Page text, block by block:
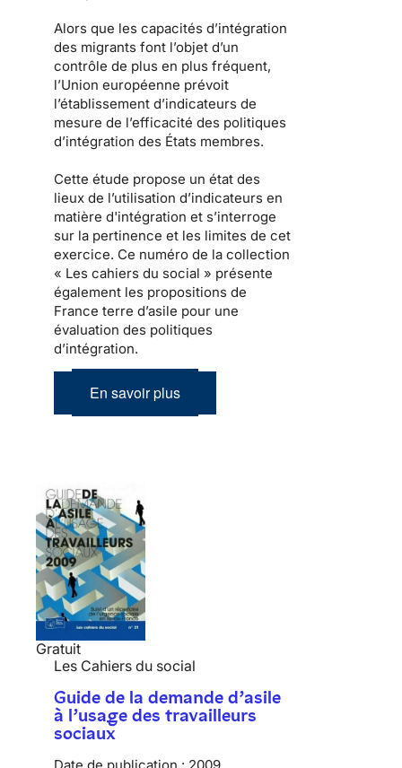
Alors que les capacités d’intégration
des migrants font l’objet d’un
contrôle de plus en plus fréquent,
l’Union européenne prévoit
l’établissement d’indicateurs de
mesure de l’efficacité des politiques
d’intégration des États membres.
Cette étude propose un état des
lieux de l’utilisation d’indicateurs en
matière d'intégration et s’interroge
sur la pertinence et les limites de cet
exercice. Ce numéro de la collection
« Les cahiers du social » présente
également les propositions de
France terre d’asile pour une
évaluation des politiques
d’intégration.
En savoir plus
Gratuit
Les Cahiers du social
Guide de la demande d’asile
à l’usage des travailleurs
sociaux